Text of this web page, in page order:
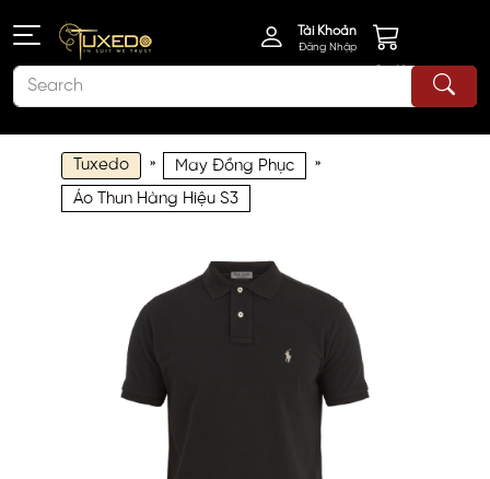
Tài Khoản
Đăng Nhập
Giỏ Hàng
Tuxedo » May Đồng Phục »
Áo Thun Hàng Hiệu S3